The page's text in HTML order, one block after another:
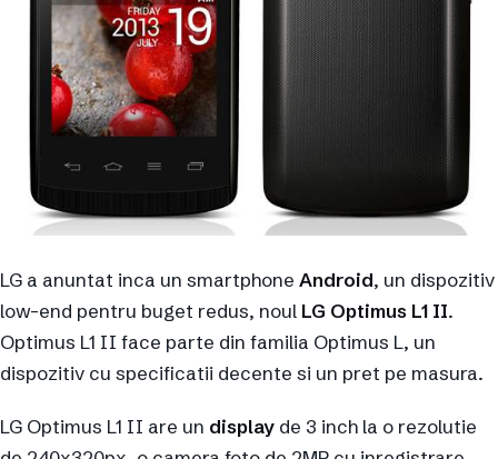
LG a anuntat inca un smartphone Android, un dispozitiv
low-end pentru buget redus, noul LG Optimus L1 II.
Optimus L1 II face parte din familia Optimus L, un
dispozitiv cu specificatii decente si un pret pe masura.
LG Optimus L1 II are un display de 3 inch la o rezolutie